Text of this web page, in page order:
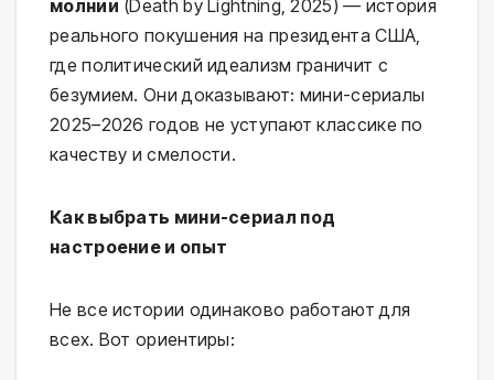
молнии (Death by Lightning, 2025) — история
реального покушения на президента США,
где политический идеализм граничит с
безумием. Они доказывают: мини-сериалы
2025–2026 годов не уступают классике по
качеству и смелости.
Как выбрать мини-сериал под
настроение и опыт
Не все истории одинаково работают для
всех. Вот ориентиры: